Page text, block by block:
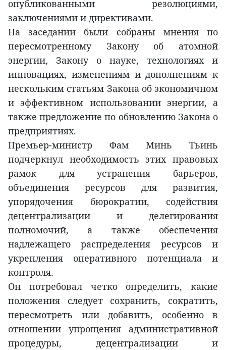
опубликованными резолюциями,
заключениями и директивами.
На заседании были собраны мнения по
пересмотренному Закону об атомной
энергии, Закону о науке, технологиях и
инновациях, изменениям и дополнениям к
нескольким статьям Закона об экономичном
и эффективном использовании энергии, а
также предложение по обновлению Закона о
предприятиях.
Премьер-министр Фам Минь Тьинь
подчеркнул необходимость этих правовых
рамок для устранения барьеров,
объединения ресурсов для развития,
упорядочения бюрократии, содействия
децентрализации и делегирования
полномочий, а также обеспечения
надлежащего распределения ресурсов и
укрепления оперативного потенциала и
контроля.
Он потребовал четко определить, какие
положения следует сохранить, сократить,
пересмотреть или добавить, особенно в
отношении упрощения административной
процедуры, децентрализации и